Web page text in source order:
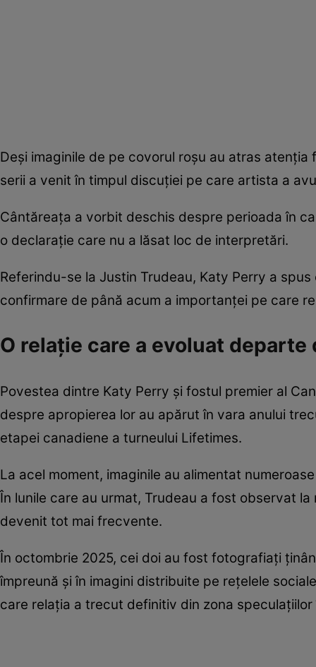
Deși imaginile de pe covorul roșu au atras
serii a venit în timpul discuției pe care artista a
Cântăreața a vorbit deschis despre perioada în
o declarație care nu a lăsat loc de interpretări.
Referindu-se la Justin Trudeau, Katy Perry a
confirmare de până acum a importanței pe care
O relație care a evoluat
Povestea dintre Katy Perry și fostul premier al
despre apropierea lor au apărut în vara anului
etapei canadiene a turneului Lifetimes.
La acel moment, imaginile au alimentat
În lunile care au urmat, Trudeau a fost observat
devenit tot mai frecvente.
În octombrie 2025, cei doi au fost fotografiați
împreună și în imagini distribuite pe rețelele
care relația a trecut definitiv din zona